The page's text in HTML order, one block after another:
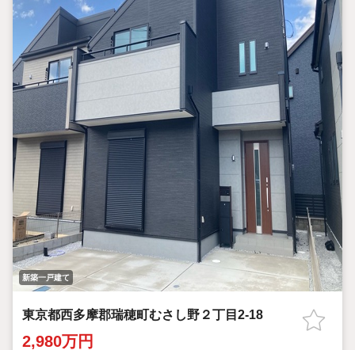
新築一戸建て
東京都西多摩郡瑞穂町むさし野２丁目2-18
2,980万円